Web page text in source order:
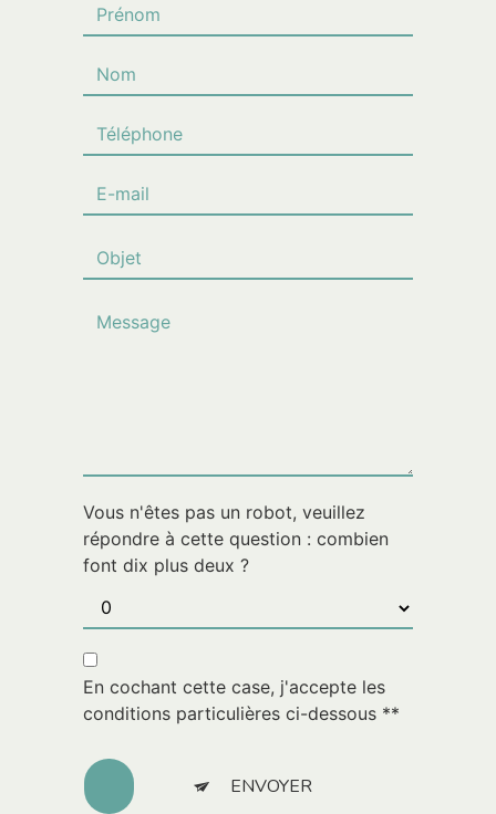
Vous n'êtes pas un robot, veuillez
répondre à cette question : combien
font dix plus deux ?
En cochant cette case, j'accepte les
conditions particulières ci-dessous **
ENVOYER